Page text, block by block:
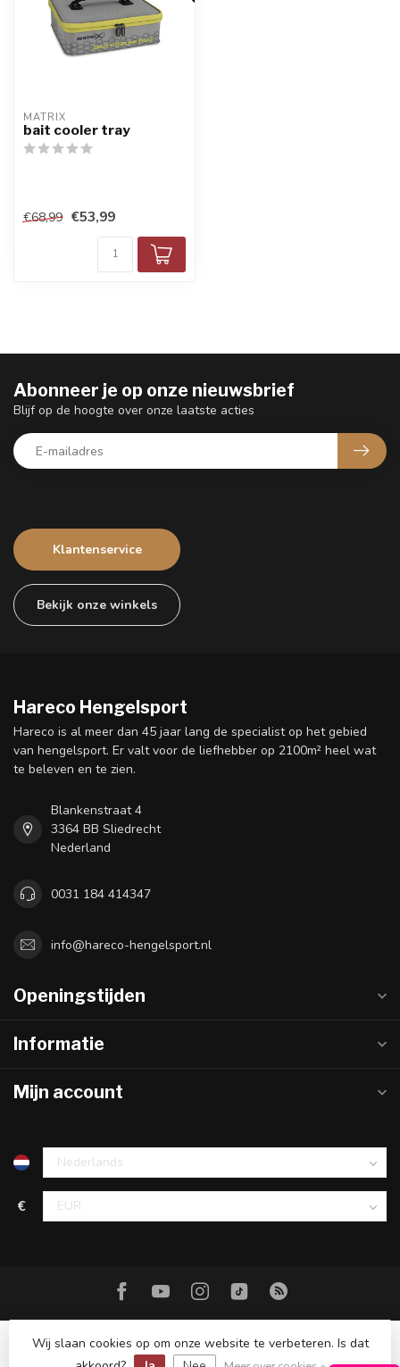
MATRIX
bait cooler tray
€68,99 €53,99
Klantenservice
Bekijk onze winkels
Abonneer je op onze nieuwsbrief
Blijf op de hoogte over onze laatste acties
Hareco Hengelsport
Hareco is al meer dan 45 jaar lang de specialist op het gebied
van hengelsport. Er valt voor de liefhebber op 2100m² heel wat
te beleven en te zien.
Blankenstraat 4
3364 BB Sliedrecht
Nederland
0031 184 414347
info@hareco-hengelsport.nl
Openingstijden
Informatie
Mijn account
€
Wij slaan cookies op om onze website te verbeteren. Is dat